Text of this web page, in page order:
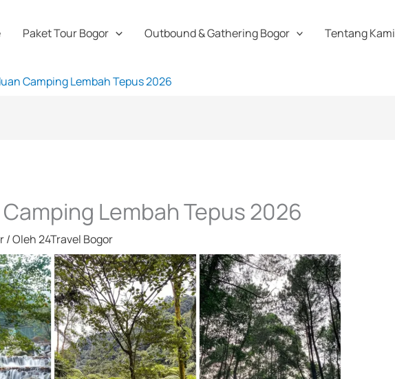
Paket Tour Bogor Outbound & Gathering Bogor Tentang Kami
Camping Lembah Tepus 2026
Lembah Tepus 2026
/ Oleh24Travel Bogor